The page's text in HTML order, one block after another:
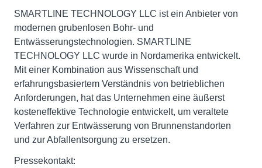
SMARTLINE TECHNOLOGY LLC ist ein Anbieter von
modernen grubenlosen Bohr- und
Entwässerungstechnologien. SMARTLINE
TECHNOLOGY LLC wurde in Nordamerika entwickelt.
Mit einer Kombination aus Wissenschaft und
erfahrungsbasiertem Verständnis von betrieblichen
Anforderungen, hat das Unternehmen eine äußerst
kosteneffektive Technologie entwickelt, um veraltete
Verfahren zur Entwässerung von Brunnenstandorten
und zur Abfallentsorgung zu ersetzen.
Pressekontakt: